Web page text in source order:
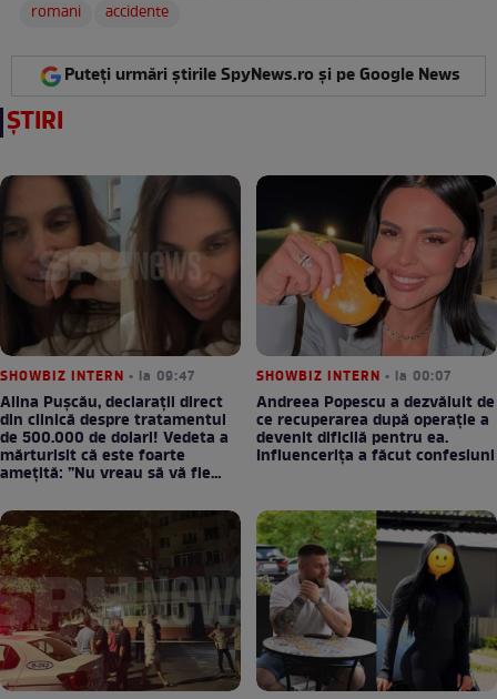
romani
accidente
Puteți urmări știrile SpyNews.ro și pe Google News
ȘTIRI
SHOWBIZ INTERN • la 09:47
Alina Pușcău, declarații direct
din clinică despre tratamentul
de 500.000 de dolari! Vedeta a
mărturisit că este foarte
amețită: ”Nu vreau să vă fie
SHOWBIZ INTERN • la 00:07
Andreea Popescu a dezvăluit de
ce recuperarea după operație a
devenit dificilă pentru ea.
Influencerița a făcut confesiuni